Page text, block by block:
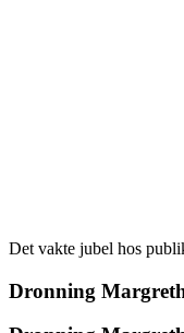
Det vakte jubel hos
Dronning